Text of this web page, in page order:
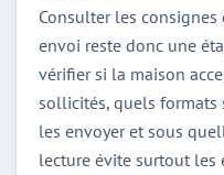
Consulter les
envoi reste donc une
vérifier si la maison
sollicités, quels formats
les envoyer et sous
lecture évite surtout les